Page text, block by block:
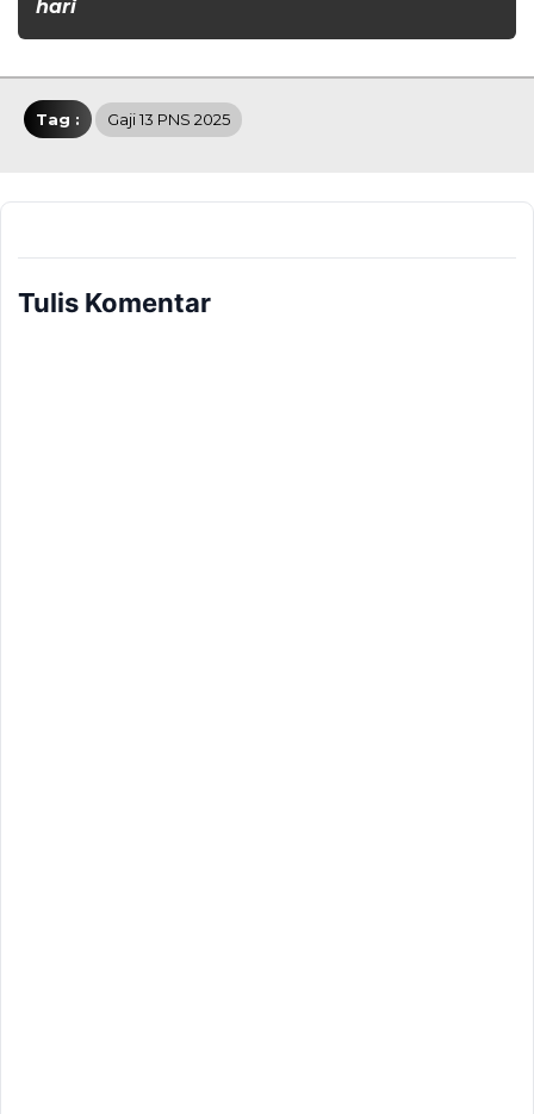
hari
Tag : Gaji 13 PNS 2025
Tulis Komentar